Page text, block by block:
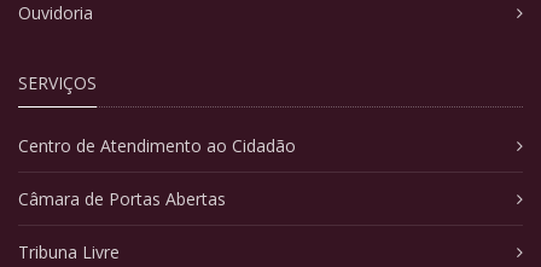
Ouvidoria
SERVIÇOS
Centro de Atendimento ao Cidadão
Câmara de Portas Abertas
Tribuna Livre